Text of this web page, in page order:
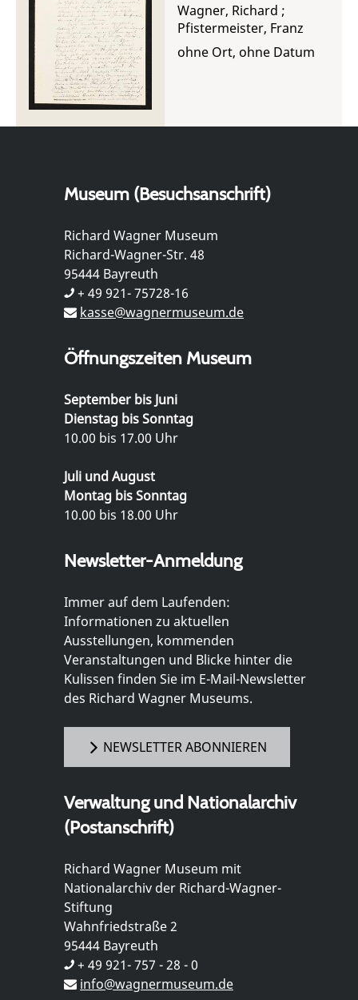
Wagner, Richard ;
Pfistermeister, Franz
ohne Ort, ohne Datum
Museum (Besuchsanschrift)
Richard Wagner Museum
Richard-Wagner-Str. 48
95444 Bayreuth
+ 49 921- 75728-16
kasse@wagnermuseum.de
Öffnungszeiten Museum
September bis Juni
Dienstag bis Sonntag
10.00 bis 17.00 Uhr
Juli und August
Montag bis Sonntag
10.00 bis 18.00 Uhr
Newsletter-Anmeldung
Immer auf dem Laufenden:
Informationen zu aktuellen
Ausstellungen, kommenden
Veranstaltungen und Blicke hinter die
Kulissen finden Sie im E-Mail-Newsletter
des Richard Wagner Museums.
NEWSLETTER ABONNIEREN
Verwaltung und Nationalarchiv
(Postanschrift)
Richard Wagner Museum mit
Nationalarchiv der Richard-Wagner-
Stiftung
Wahnfriedstraße 2
95444 Bayreuth
+ 49 921- 757 - 28 - 0
info@wagnermuseum.de